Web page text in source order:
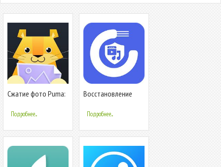
Сжатие фото Puma:
качество
Подробнее...
Восстановление
(Видео и Аудио)
Подробнее...